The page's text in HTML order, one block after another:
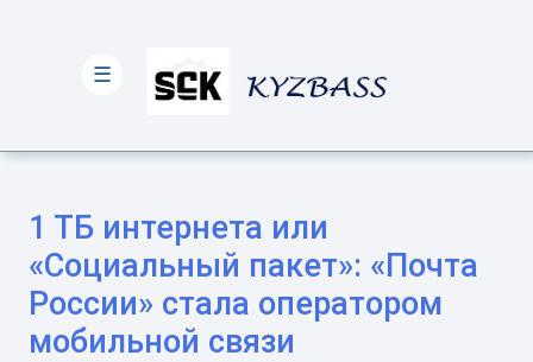
1 ТБ интернета или
«Социальный пакет»: «Почта
России» стала оператором
мобильной связи
☰